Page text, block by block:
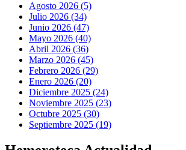
Agosto 2026 (5)
Julio 2026 (34)
Junio 2026 (47)
Mayo 2026 (40)
Abril 2026 (36)
Marzo 2026 (45)
Febrero 2026 (29)
Enero 2026 (20)
Diciembre 2025 (24)
Noviembre 2025 (23)
Octubre 2025 (30)
Septiembre 2025 (19)